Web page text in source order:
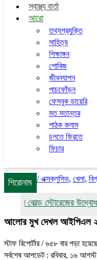
স্বাস্থ্য বার্তা
আরো
তথ্যপ্রযুক্তি
সাহিত্য
শিক্ষাঙ্গন
শোবিজ
জীবনযাপন
পাচফোঁড়ন
ফেসবুক ডায়েরি
মত মতান্তর
পাঠক কলাম
চলতে ফিরতে
ফিচার
শিরোনাম
কোল্ড স্টোরেজের উদ্বোধন
/এক্সক্লুসিভ, খেলা,
আলোর মুখ দেখল আইপিএল
স্টাফ রিপোর্টার/ ৬৫৮ বার পড়া
সর্বশেষ আপডেট : রবিবার, ১৬